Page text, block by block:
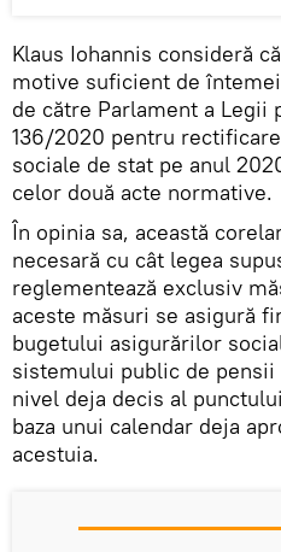
Klaus Iohannis consideră
motive suficient de
de către Parlament a Legii
136/2020 pentru
sociale de stat pe anul
celor două acte normative.
În opinia sa, această
necesară cu cât legea
reglementează exclusiv
aceste măsuri se asigură
bugetului asigurărilor
sistemului public de pensii
nivel deja decis al
baza unui calendar deja
acestuia.